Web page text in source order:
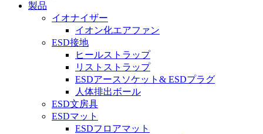
製品
イオナイザー
イオン化エアファン
ESD接地
ヒールストラップ
リストストラップ
ESDアースソケット& ESDプラグ
人体排出ボール
ESD文房具
ESDマット
ESDフロアマット